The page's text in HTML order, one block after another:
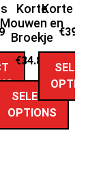
Korte
Mouwen en
Broekje
€34.89
SELECT
OPTIONS
Korte
€39.69
SELECT
OPTIONS